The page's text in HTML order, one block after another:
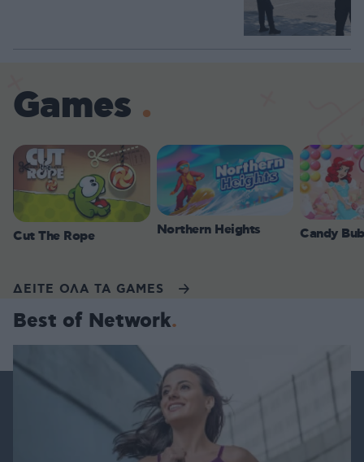
Games
Cut The Rope Northern Heights Candy
ΔΕΙΤΕ ΟΛΑ ΤΑ GAMES
Best of Network